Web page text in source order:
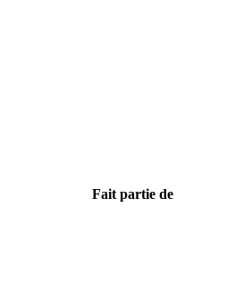
Fait partie de